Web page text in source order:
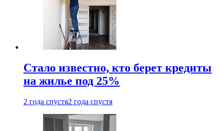
Стало известно, кто берет кредиты
на жилье под 25%
2 года спустя2 года спустя